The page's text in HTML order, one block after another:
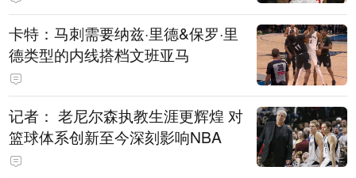
卡特：马刺需要纳兹·里德&保罗·里
德类型的内线搭档文班亚马
记者： 老尼尔森执教生涯更辉煌 对
篮球体系创新至今深刻影响NBA